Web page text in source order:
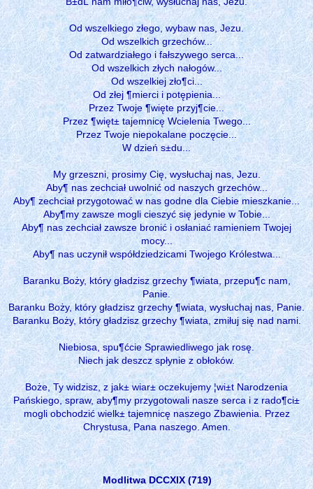
Od wszelkiego złego, wybaw nas, Jezu.
Od wszelkich grzechów...
Od zatwardziałego i fałszywego serca...
Od wszelkich złych nałogów...
Od wszelkiej zło¶ci...
Od złej ¶mierci i potępienia...
Przez Twoje ¶więte przyj¶cie...
Przez ¶więt± tajemnicę Wcielenia Twego...
Przez Twoje niepokalane poczęcie...
W dzień s±du...
My grzeszni, prosimy Cię, wysłuchaj nas, Jezu.
Aby¶ nas zechciał uwolnić od naszych grzechów...
Aby¶ zechciał przygotować w nas godne dla Ciebie mieszkanie...
Aby¶my zawsze mogli cieszyć się jedynie w Tobie...
Aby¶ nas zechciał zawsze bronić i osłaniać ramieniem Twojej
mocy...
Aby¶ nas uczynił współdziedzicami Twojego Królestwa...
Baranku Boży, który gładzisz grzechy ¶wiata, przepu¶c nam,
Panie.
Baranku Boży, który gładzisz grzechy ¶wiata, wysłuchaj nas, Panie.
Baranku Boży, który gładzisz grzechy ¶wiata, zmiłuj się nad nami.
Niebiosa, spu¶ćcie Sprawiedliwego jak rosę.
Niech jak deszcz spłynie z obłoków.
Boże, Ty widzisz, z jak± wiar± oczekujemy ¦wi±t Narodzenia
Pańskiego, spraw, aby¶my przygotowali nasze serca i z rado¶ci±
mogli obchodzić wielk± tajemnicę naszego Zbawienia. Przez
Chrystusa, Pana naszego. Amen.
Modlitwa DCCXIX (719)